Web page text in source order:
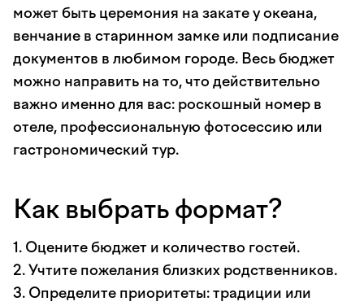
может быть церемония на закате у океана,
венчание в старинном замке или подписание
документов в любимом городе. Весь бюджет
можно направить на то, что действительно
важно именно для вас: роскошный номер в
отеле, профессиональную фотосессию или
гастрономический тур.
Как выбрать формат?
1. Оцените бюджет и количество гостей.
2. Учтите пожелания близких родственников.
3. Определите приоритеты: традиции или